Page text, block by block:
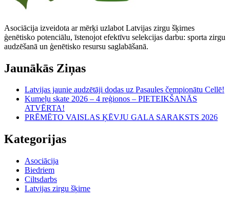
Asociācija izveidota ar mērķi uzlabot Latvijas zirgu šķirnes
ģenētisko potenciālu, īstenojot efektīvu selekcijas darbu: sporta zirgu
audzēšanā un ģenētisko resursu saglabāšanā.
Jaunākās Ziņas
Latvijas jaunie audzētāji dodas uz Pasaules čempionātu Cellē!
Kumeļu skate 2026 – 4 reģionos – PIETEIKŠANĀS
ATVĒRTA!
PRĒMĒTO VAISLAS ĶĒVJU GALA SARAKSTS 2026
Kategorijas
Asociācija
Biedriem
Ciltsdarbs
Latvijas zirgu šķirne